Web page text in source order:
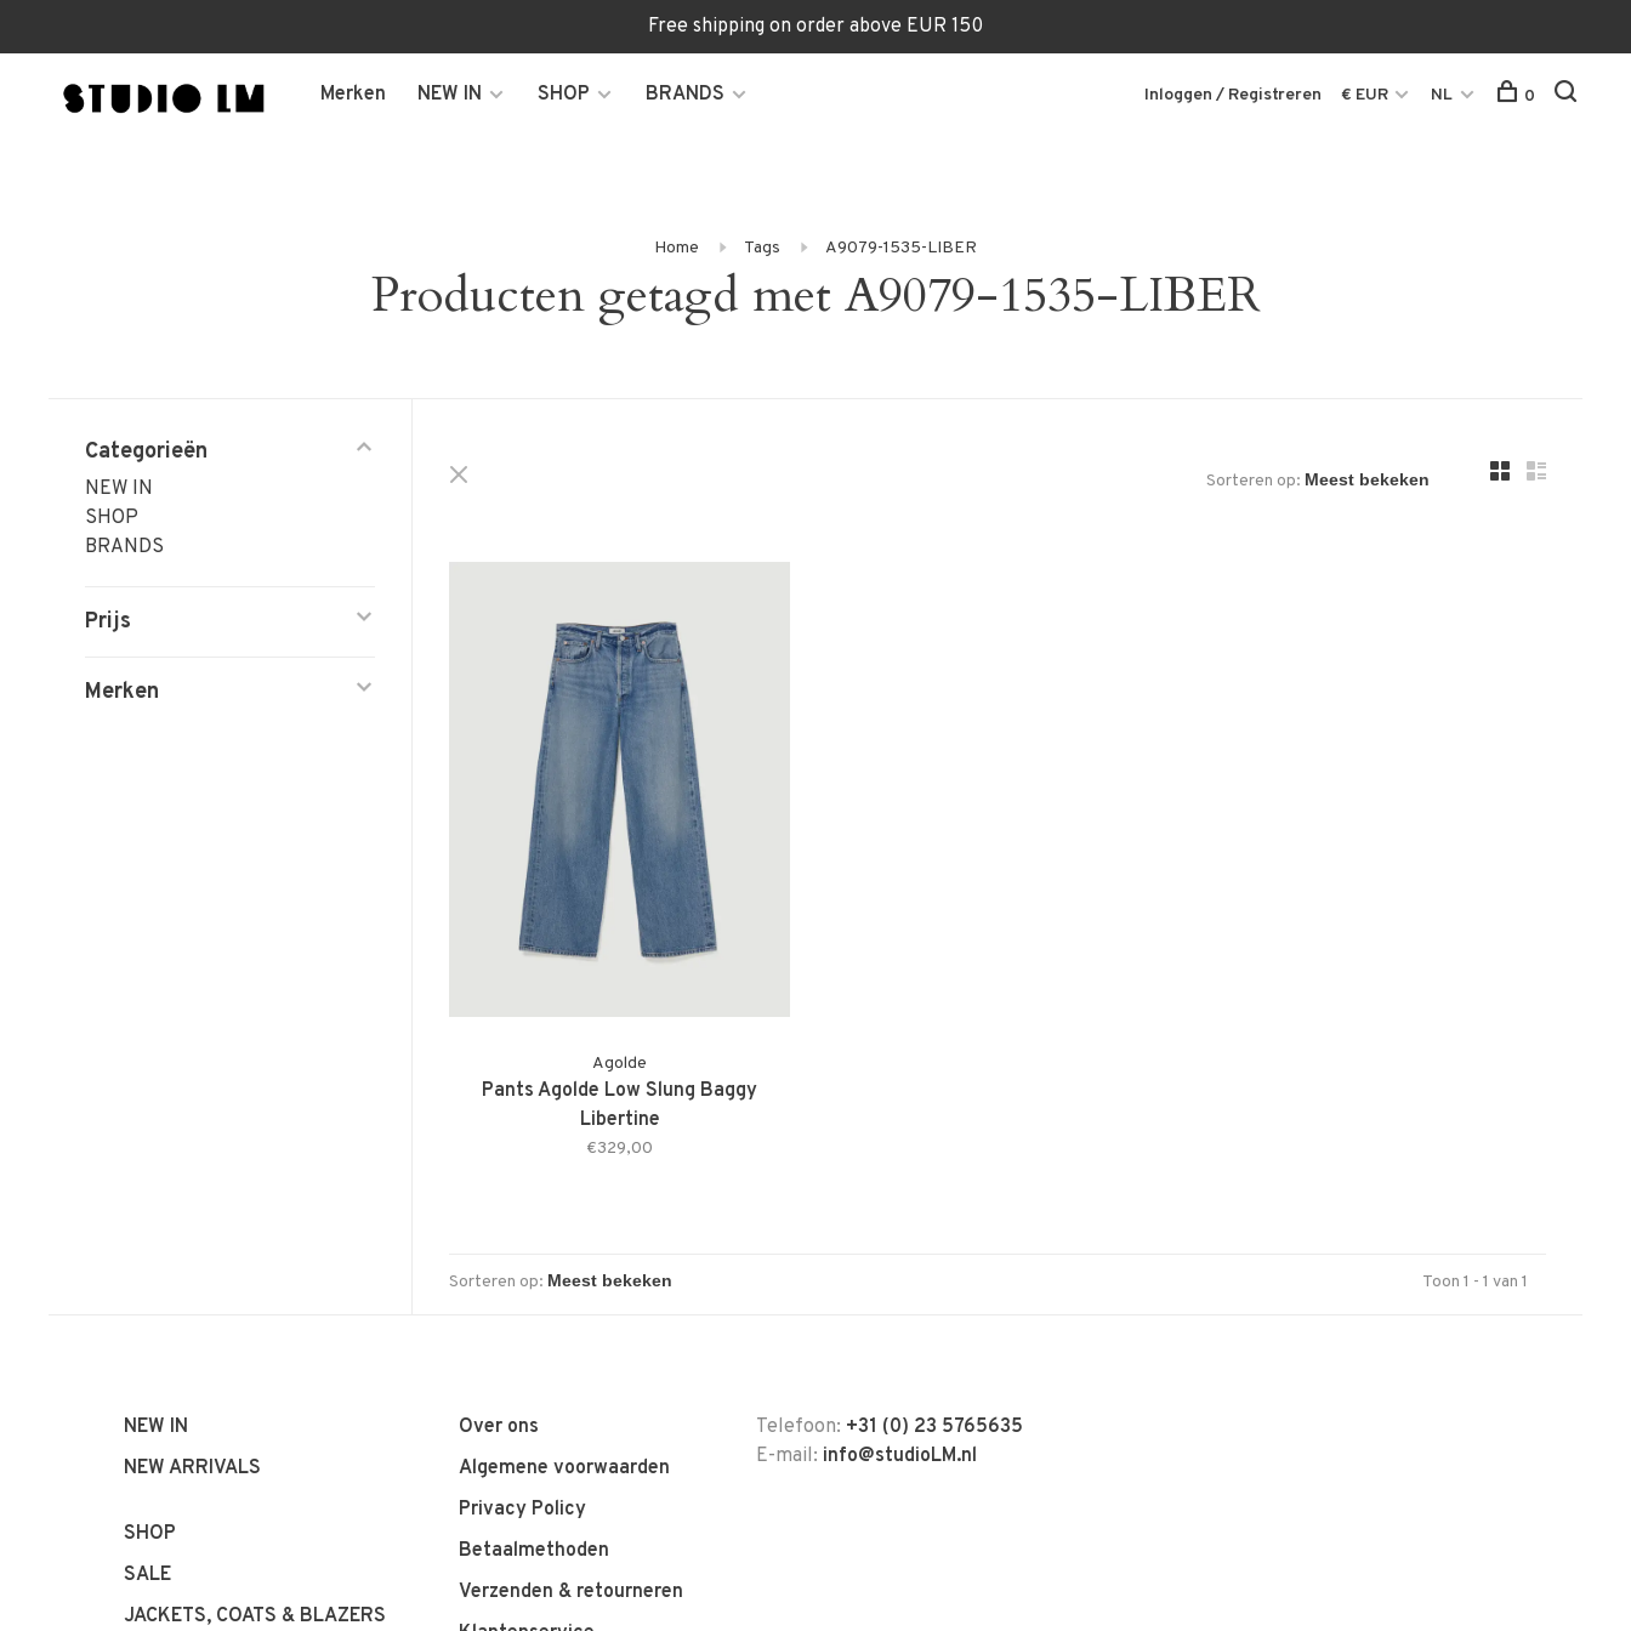
Free shipping on order above EUR 150
Merken NEW IN SHOP BRANDS Inloggen / Registreren € EUR NL 0
Home Tags A9079-1535-LIBER
Producten getagd met A9079-1535-LIBER
Categorieën
NEW IN
SHOP
BRANDS
Prijs
Merken
Sorteren op:
Agolde
Pants Agolde Low Slung Baggy
Libertine
€329,00
Sorteren op: Toon 1 - 1 van 1
NEW IN
NEW ARRIVALS
SHOP
SALE
JACKETS, COATS & BLAZERS
Over ons
Algemene voorwaarden
Privacy Policy
Betaalmethoden
Verzenden & retourneren
Telefoon: +31 (0) 23 5765635
E-mail: info@studioLM.nl